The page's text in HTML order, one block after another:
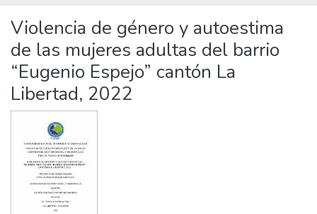
Violencia de género y autoestima
de las mujeres adultas del barrio
“Eugenio Espejo” cantón La
Libertad, 2022